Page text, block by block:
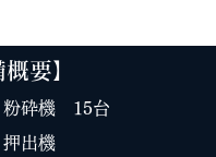
概要】
粉砕機 15台
押出機